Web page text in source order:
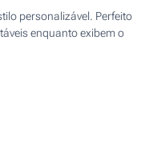
personalizável. Perfeito
enquanto exibem o